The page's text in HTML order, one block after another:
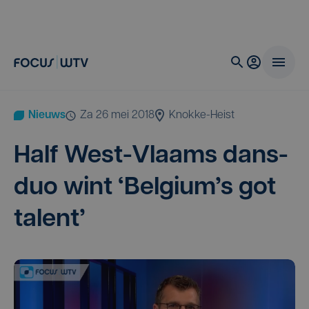
Nieuws za 26 mei 2018 Knokke-Heist
Half West-Vlaams dans­
duo wint ‘Belgium’s got
talent’